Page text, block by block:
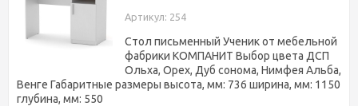
Артикул: 254
Стол письменный Ученик от мебельной
фабрики КОМПАНИТ Выбор цвета ДСП
Ольха, Орех, Дуб сонома, Нимфея Альба,
Венге Габаритные размеры высота, мм: 736 ширина, мм: 1150
глубина, мм: 550